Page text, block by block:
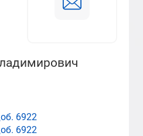
6922
6922